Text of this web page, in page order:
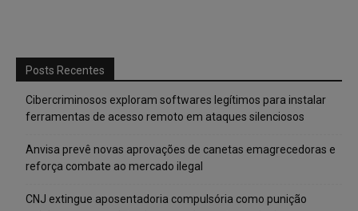
Posts Recentes
Cibercriminosos exploram softwares legítimos para instalar
ferramentas de acesso remoto em ataques silenciosos
Anvisa prevê novas aprovações de canetas emagrecedoras e
reforça combate ao mercado ilegal
CNJ extingue aposentadoria compulsória como punição